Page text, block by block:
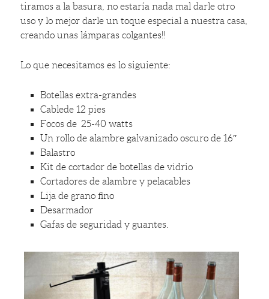
tiramos a la basura, no estaría nada mal darle otro
uso y lo mejor darle un toque especial a nuestra casa,
creando unas lámparas colgantes!!
Lo que necesitamos es lo siguiente:
Botellas extra-grandes
Cablede 12 pies
Focos de 25-40 watts
Un rollo de alambre galvanizado oscuro de 16″
Balastro
Kit de cortador de botellas de vidrio
Cortadores de alambre y pelacables
Lija de grano fino
Desarmador
Gafas de seguridad y guantes.